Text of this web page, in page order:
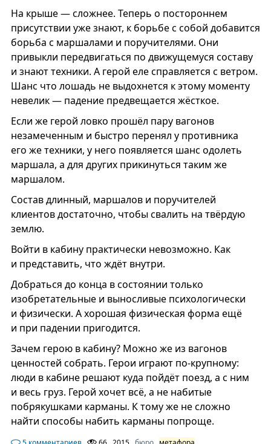
На крыше — сложнее. Теперь о постороннем
присутствии уже знают, к борьбе с собой добавится
борьба с маршалами и поручителями. Они
привыкли передвигаться по движущемуся составу
и знают техники. А герой еле справляется с ветром.
Шанс что лошадь не выдохнется к этому моменту
невелик — падение предвещается жёсткое.
Если же герой ловко прошёл пару вагонов
незамеченным и быстро перенял у противника
его же техники, у него появляется шанс одолеть
маршала, а для других прикинуться таким же
маршалом.
Состав длинный, маршалов и поручителей
клиентов достаточно, чтобы свалить на твёрдую
землю.
Войти в кабину практически невозможно. Как
и представить, что ждёт внутри.
Добраться до конца в состоянии только
изобретательные и выносливые психологически
и физически. А хорошая физическая форма ещё
и при падении пригодится.
Зачем герою в кабину? Можно же из вагонов
ценностей собрать. Герои играют по-крупному:
люди в кабине решают куда пойдёт поезд, а с ним
и весь груз. Герой хочет всё, а не набитые
побрякушками карманы. К тому же не сложно
найти способы набить карманы попроще.